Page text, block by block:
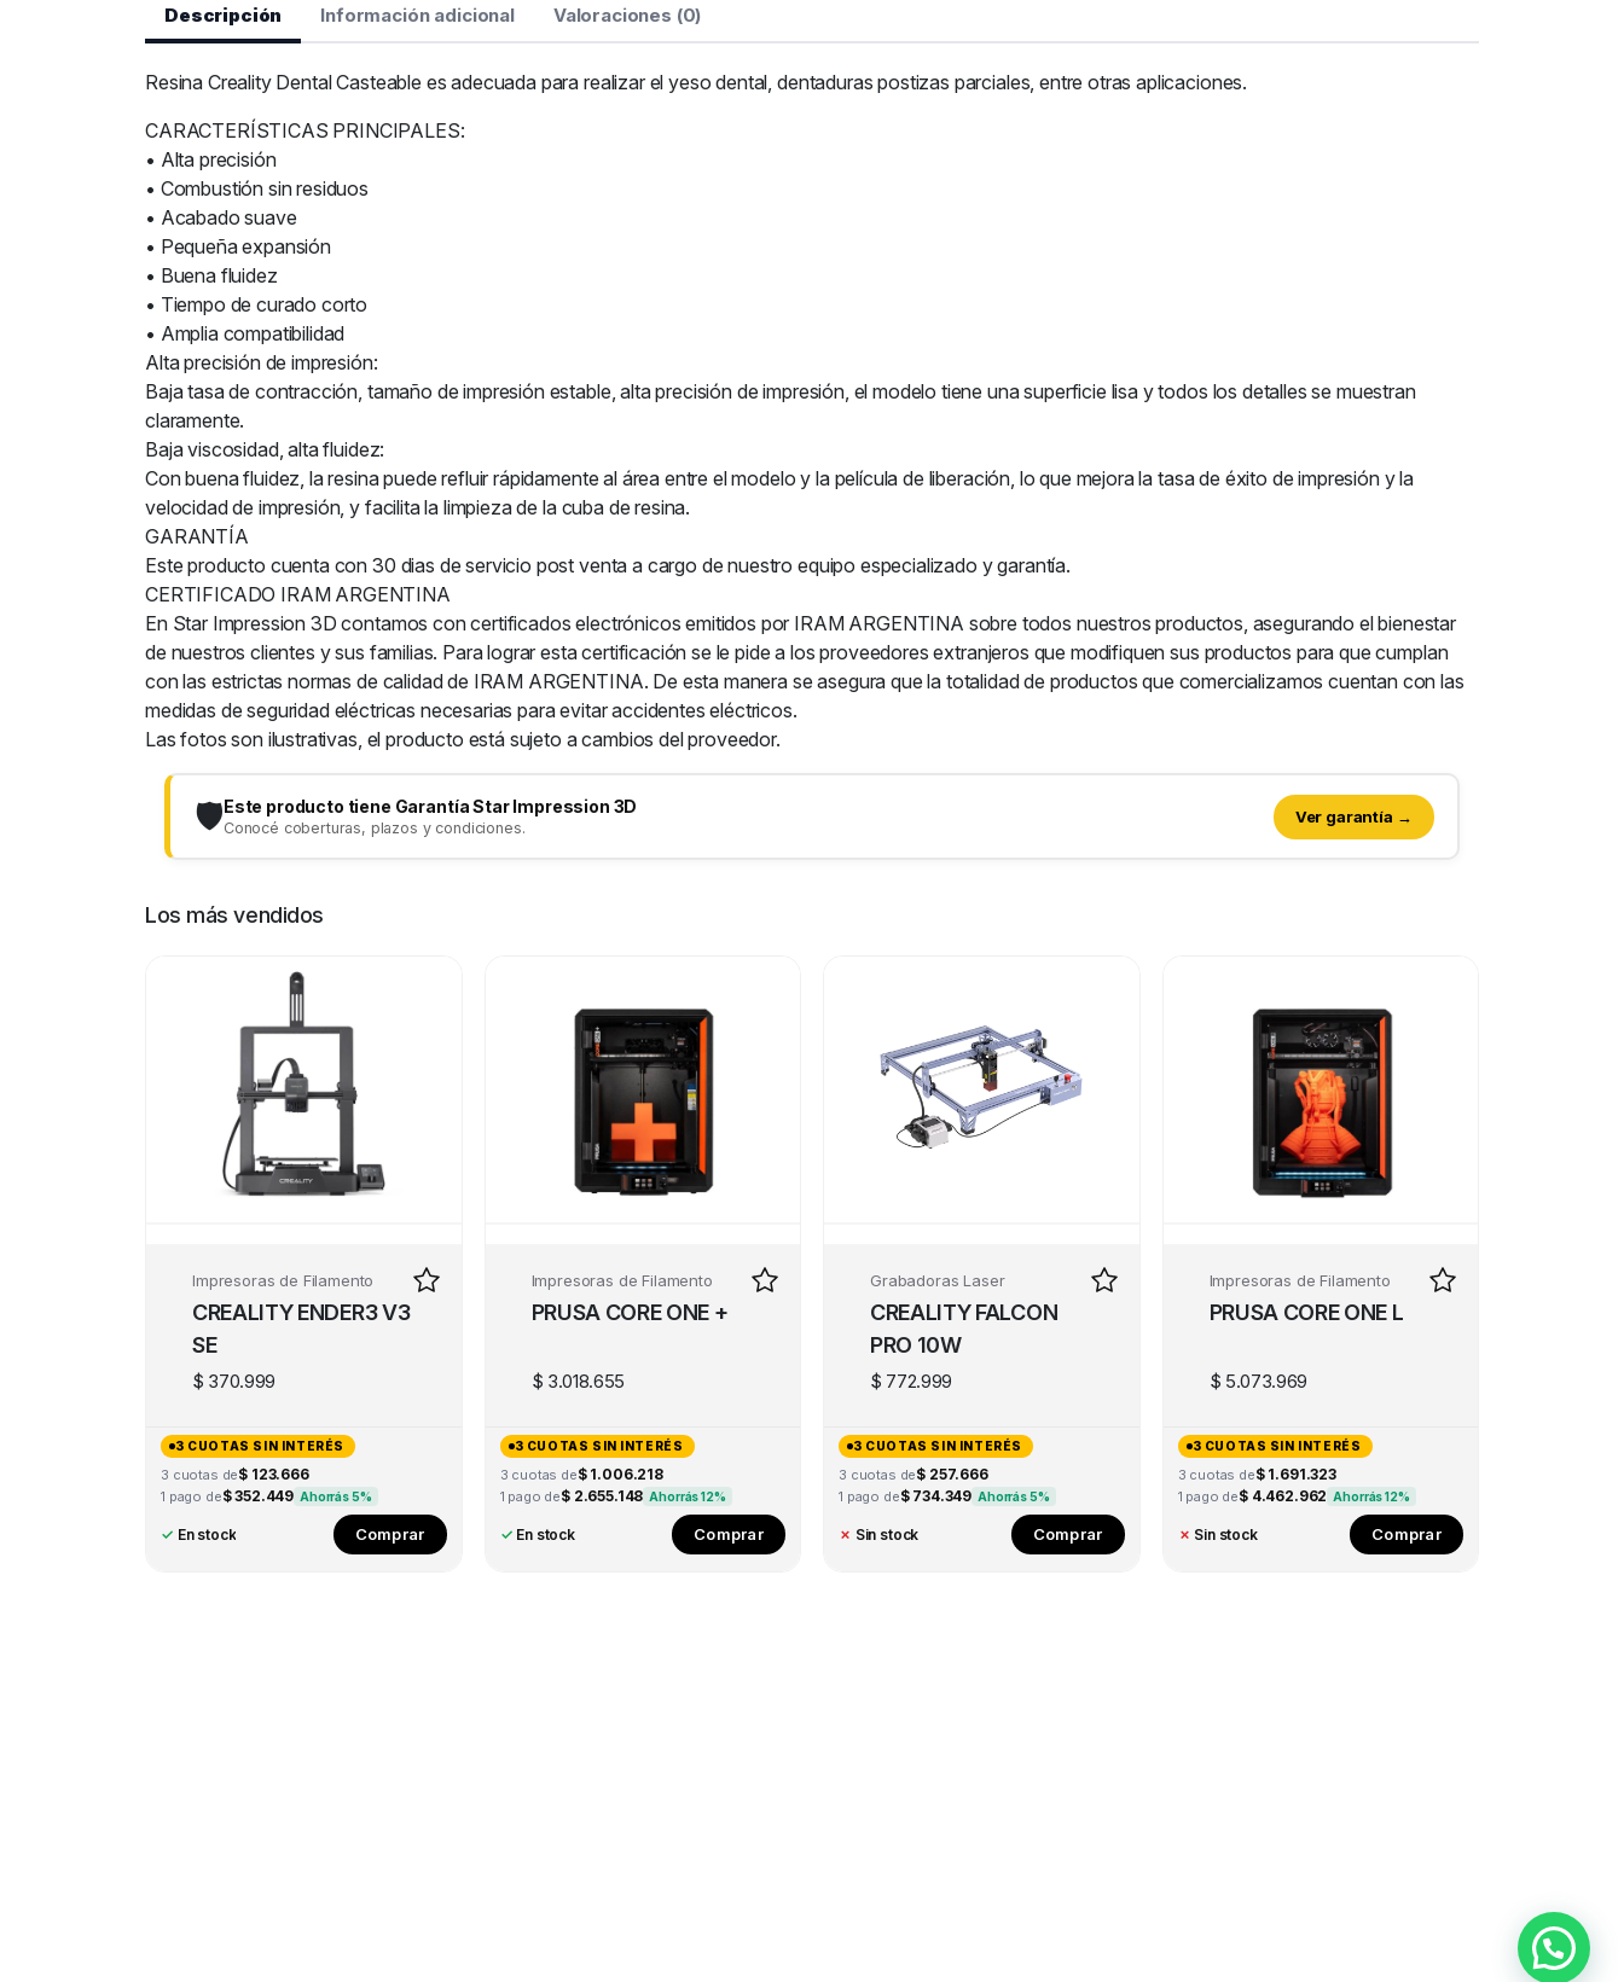
Descripción Información adicional Valoraciones (0)
Resina Creality Dental Casteable es adecuada para realizar el yeso dental, dentaduras postizas parciales, entre otras aplicaciones.
CARACTERÍSTICAS PRINCIPALES:
• Alta precisión
• Combustión sin residuos
• Acabado suave
• Pequeña expansión
• Buena fluidez
• Tiempo de curado corto
• Amplia compatibilidad
Alta precisión de impresión:
Baja tasa de contracción, tamaño de impresión estable, alta precisión de impresión, el modelo tiene una superficie lisa y todos los detalles se muestran
claramente.
Baja viscosidad, alta fluidez:
Con buena fluidez, la resina puede refluir rápidamente al área entre el modelo y la película de liberación, lo que mejora la tasa de éxito de impresión y la
velocidad de impresión, y facilita la limpieza de la cuba de resina.
GARANTÍA
Este producto cuenta con 30 dias de servicio post venta a cargo de nuestro equipo especializado y garantía.
CERTIFICADO IRAM ARGENTINA
En Star Impression 3D contamos con certificados electrónicos emitidos por IRAM ARGENTINA sobre todos nuestros productos, asegurando el bienestar
de nuestros clientes y sus familias. Para lograr esta certificación se le pide a los proveedores extranjeros que modifiquen sus productos para que cumplan
con las estrictas normas de calidad de IRAM ARGENTINA. De esta manera se asegura que la totalidad de productos que comercializamos cuentan con las
medidas de seguridad eléctricas necesarias para evitar accidentes eléctricos.
Las fotos son ilustrativas, el producto está sujeto a cambios del proveedor.
🛡️Este producto tiene Garantía Star Impression 3D
Conocé coberturas, plazos y condiciones.
Ver garantía →
Los más vendidos
Impresoras de Filamento
CREALITY ENDER3 V3
SE
$ 370.999
3 CUOTAS SIN INTERÉS
3 cuotas de$ 123.666
1 pago de$ 352.449 Ahorrás 5%
✓ En stock Comprar
Impresoras de Filamento
PRUSA CORE ONE +
$ 3.018.655
3 CUOTAS SIN INTERÉS
3 cuotas de$ 1.006.218
1 pago de$ 2.655.148 Ahorrás 12%
✓ En stock Comprar
Grabadoras Laser
CREALITY FALCON
PRO 10W
$ 772.999
3 CUOTAS SIN INTERÉS
3 cuotas de$ 257.666
1 pago de$ 734.349 Ahorrás 5%
✗ Sin stock Comprar
Impresoras de Filamento
PRUSA CORE ONE L
$ 5.073.969
3 CUOTAS SIN INTERÉS
3 cuotas de$ 1.691.323
1 pago de$ 4.462.962 Ahorrás 12%
✗ Sin stock Comprar